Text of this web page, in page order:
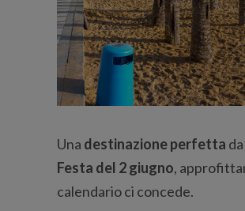
Una destinazione perfetta
Festa del 2 giugno,
calendario ci concede.